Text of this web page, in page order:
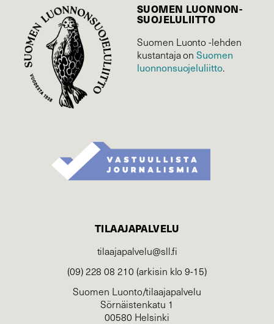
SUOMEN LUONNON­
SUOJELU­LIITTO
Suomen Luonto -lehden
kustantaja onSuomen
luonnonsuojelu­liitto.
TILAAJAPALVELU
tilaajapalvelu@sll.fi
(09) 228 08 210 (arkisin klo 9-15)
Suomen Luonto/tilaajapalvelu
Sörnäistenkatu 1
00580 Helsinki